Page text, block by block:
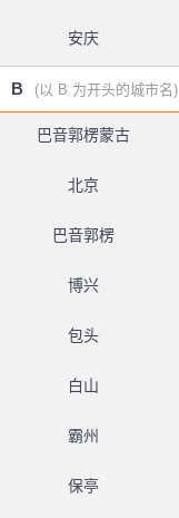
安庆
B (以 B 为开头的城市名)
巴音郭楞蒙古
北京
巴音郭楞
博兴
包头
白山
霸州
保亭